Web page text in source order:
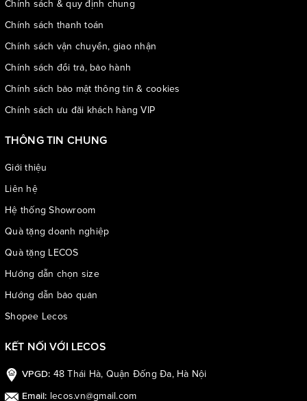
3 gam màu cơ bản: đen, xám, bạc
Lưu ý: đối với kích thước, do có thể phương pháp đo lường khác
nhau nên sẽ có sai số từ 1-1.5cm
Chính sách & quy định chung
Chính sách thanh toán
Chính sách vận chuyển, giao nhận
Chính sách đổi trả, bảo hành
Chính sách bảo mật thông tin & cookies
Chính sách ưu đãi khách hàng VIP
THÔNG TIN CHUNG
Giới thiệu
Liên hệ
Hệ thống Showroom
Quà tặng doanh nghiệp
Quà tặng LECOS
Hướng dẫn chọn size
Hướng dẫn bảo quản
Shopee Lecos
KẾT NỐI VỚI LECOS
VPGD: 48 Thái Hà, Quận Đống Đa, Hà Nội
Email: lecos.vn@gmail.com